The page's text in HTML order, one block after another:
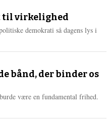
e
r
til virkelighed
demokrati så dagens lys i
bånd, der binder os
være en fundamental frihed.